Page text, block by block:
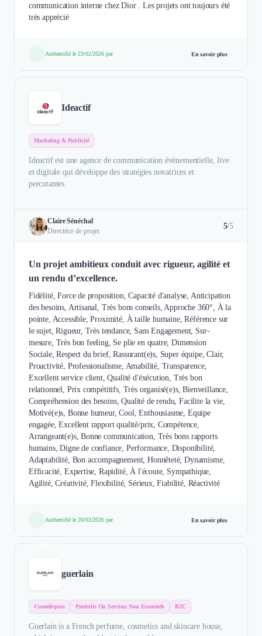
communication interne chez Dior . Les projets ont toujours été
très apprécié
Authentifié le 23/02/2026 par En savoir plus
Ideactif
Marketing & Publicité
Ideactif est une agence de communication évènementielle, live
et digitale qui développe des stratégies novatrices et
percutantes.
Claire Sénéchal
Directrice de projet
5/5
Un projet ambitieux conduit avec rigueur, agilité et
un rendu d’excellence.
Fidélité, Force de proposition, Capacité d'analyse, Anticipation
des besoins, Artisanal, Très bons conseils, Approche 360°, À la
pointe, Accessible, Proximité, À taille humaine, Référence sur
le sujet, Rigueur, Très tendance, Sans Engagement, Sur-
mesure, Très bon feeling, Se plie en quatre, Dimension
Sociale, Respect du brief, Rassurant(e)s, Super équipe, Clair,
Proactivité, Professionalisme, Amabilité, Transparence,
Excellent service client, Qualité d'éxécution, Très bon
relationnel, Prix compétitifs, Très organisé(e)s, Bienveillance,
Compréhension des besoins, Qualité de rendu, Facilite la vie,
Motivé(e)s, Bonne humeur, Cool, Enthousiasme, Equipe
engagée, Excellent rapport qualité/prix, Compétence,
Arrangeant(e)s, Bonne communication, Très bons rapports
humains, Digne de confiance, Performance, Disponibilité,
Adaptabilité, Bon accompagnement, Honnêteté, Dynamisme,
Efficacité, Expertise, Rapidité, À l'écoute, Sympathique,
Agilité, Créativité, Flexibilité, Sérieux, Fiabilité, Réactivité
Authentifié le 20/02/2026 par En savoir plus
Étude de cas
guerlain
Cosmétiques Produits Ou Services Non Essentiels B2C
Guerlain is a French perfume, cosmetics and skincare house,